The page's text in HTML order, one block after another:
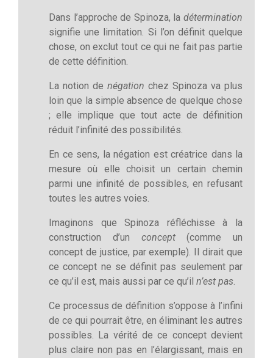
Dans l’approche de Spinoza, la détermination
signifie une limitation. Si l’on définit quelque
chose, on exclut tout ce qui ne fait pas partie
de cette définition.
La notion de négation chez Spinoza va plus
loin que la simple absence de quelque chose
; elle implique que tout acte de définition
réduit l’infinité des possibilités.
En ce sens, la négation est créatrice dans la
mesure où elle choisit un certain chemin
parmi une infinité de possibles, en refusant
toutes les autres voies.
Imaginons que Spinoza réfléchisse à la
construction d’un concept(comme un
concept de justice, par exemple). Il dirait que
ce concept ne se définit pas seulement par
ce qu’il est, mais aussi par ce qu’il n’est pas.
Ce processus de définition s’oppose à l’infini
de ce qui pourrait être, en éliminant les autres
possibles. La vérité de ce concept devient
plus claire non pas en l’élargissant, mais en